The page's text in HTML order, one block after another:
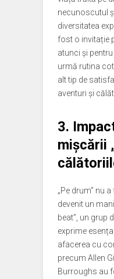
necunoscutul
diversitatea
fost o invitație
atunci și
urmă rutina
alt tip de
aventuri și
3.
mișcării
„Pe drum” nu
devenit un
beat”, un grup
exprime
afacerea cu
precum Allen
Burroughs au